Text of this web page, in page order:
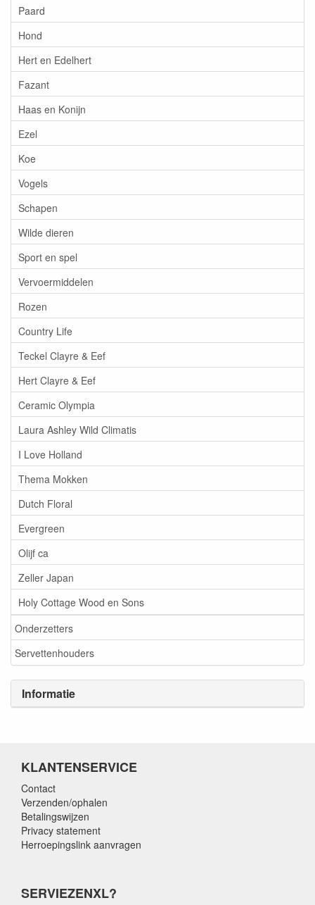
Paard
Hond
Hert en Edelhert
Fazant
Haas en Konijn
Ezel
Koe
Vogels
Schapen
Wilde dieren
Sport en spel
Vervoermiddelen
Rozen
Country Life
Teckel Clayre & Eef
Hert Clayre & Eef
Ceramic Olympia
Laura Ashley Wild Climatis
I Love Holland
Thema Mokken
Dutch Floral
Evergreen
Olijf ca
Zeller Japan
Holy Cottage Wood en Sons
Onderzetters
Servettenhouders
Informatie
KLANTENSERVICE
Contact
Verzenden/ophalen
Betalingswijzen
Privacy statement
Herroepingslink aanvragen
SERVIEZENXL?